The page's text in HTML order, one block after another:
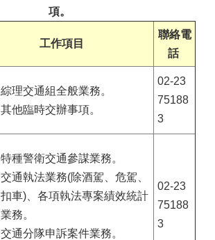
工作項目
聯絡電
話
項。
綜理交通組全般業務。
其他臨時交辦事項。
02-23
75188
3
特種警衛交通參謀業務。
交通執法業務(除酒駕、危駕、
扣車)、各項執法專案績效統計
業務。
交通分隊申訴案件業務。
02-23
75188
3